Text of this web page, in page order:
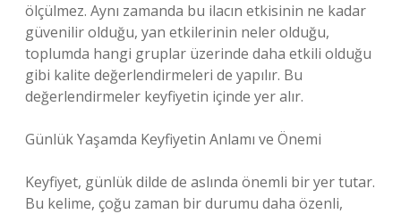
ölçülmez. Aynı zamanda bu ilacın etkisinin ne kadar
güvenilir olduğu, yan etkilerinin neler olduğu,
toplumda hangi gruplar üzerinde daha etkili olduğu
gibi kalite değerlendirmeleri de yapılır. Bu
değerlendirmeler keyfiyetin içinde yer alır.
Günlük Yaşamda Keyfiyetin Anlamı ve Önemi
Keyfiyet, günlük dilde de aslında önemli bir yer tutar.
Bu kelime, çoğu zaman bir durumu daha özenli,